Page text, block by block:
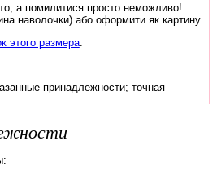
а помилитися просто неможливо!
наволочки) або оформити як картину.
этого размера.
принадлежности; точная